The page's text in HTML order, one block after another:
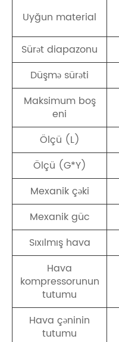
Uyğun material
Sürət diapazonu
Düşmə sürəti
Maksimum boş
eni
Ölçü (L)
Ölçü (G*Y)
Mexanik çəki
Mexanik güc
Sıxılmış hava
Hava
kompressorunun
tutumu
Hava çəninin
tutumu